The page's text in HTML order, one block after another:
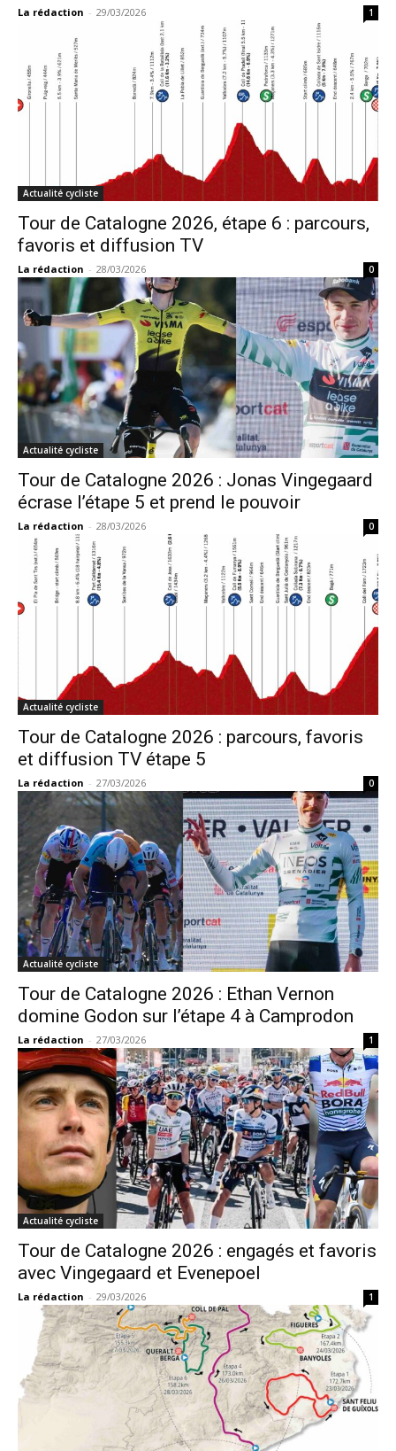
La rédaction - 29/03/2026 1
Actualité cycliste
Tour de Catalogne 2026, étape 6 : parcours,
favoris et diffusion TV
La rédaction - 28/03/2026 0
Actualité cycliste
Tour de Catalogne 2026 : Jonas Vingegaard
écrase l’étape 5 et prend le pouvoir
La rédaction - 28/03/2026 0
Actualité cycliste
Tour de Catalogne 2026 : parcours, favoris
et diffusion TV étape 5
La rédaction - 27/03/2026 0
Actualité cycliste
Tour de Catalogne 2026 : Ethan Vernon
domine Godon sur l’étape 4 à Camprodon
La rédaction - 27/03/2026 1
Actualité cycliste
Tour de Catalogne 2026 : engagés et favoris
avec Vingegaard et Evenepoel
La rédaction - 29/03/2026 1